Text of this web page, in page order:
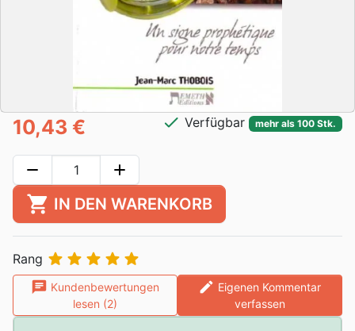
10,43 € check Verfügbar mehr als 100 Stk.
remove add
shopping_cart IN DEN WARENKORB
Rang     
chat Kundenbewertungen
lesen (2)
edit Eigenen Kommentar
verfassen